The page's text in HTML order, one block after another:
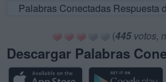
Palabras Conectadas Respuesta
(445votos,
Descargar Palabras